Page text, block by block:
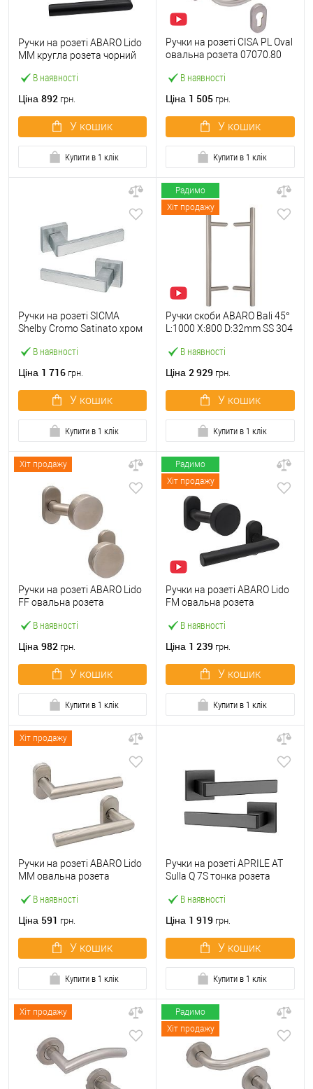
В наявності
Ручки на розеті ABARO Lido
MM кругла розета чорний
Ціна 892 грн.
У кошик
Купити в 1 клік
В наявності
Ручки на розеті CISA PL Oval
овальна розета 07070.80
Ціна 1 505 грн.
У кошик
Купити в 1 клік
В наявності
Ручки на розеті SICMA
Shelby Cromo Satinato хром
Ціна 1 716 грн.
У кошик
Купити в 1 клік
Радимо
Хіт продажу
В наявності
Ручки скоби ABARO Bali 45°
L:1000 X:800 D:32mm SS 304
Ціна 2 929 грн.
У кошик
Купити в 1 клік
Хіт продажу
В наявності
Ручки на розеті ABARO Lido
FF овальна розета
нержавіюча сталь
Ціна 982 грн.
У кошик
Купити в 1 клік
Радимо
Хіт продажу
В наявності
Ручки на розеті ABARO Lido
FM овальна розета
Ціна 1 239 грн.
У кошик
Купити в 1 клік
Хіт продажу
В наявності
Ручки на розеті ABARO Lido
MM овальна розета
Ціна 591 грн.
У кошик
Купити в 1 клік
В наявності
Ручки на розеті APRILE AT
Sulla Q 7S тонка розета
Ціна 1 919 грн.
У кошик
Купити в 1 клік
Хіт продажу
Радимо
Хіт продажу